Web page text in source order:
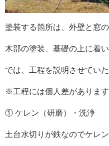
塗装する箇所は、外壁と窓
木部の塗装、基礎の上に着
では、工程を説明させていた
※工程には個人差があります
① ケレン（研磨）・洗浄
土台水切りが鉄なのでケレ